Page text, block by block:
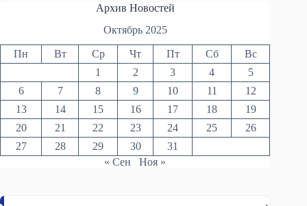
Архив Новостей
Октябрь 2025
Пн Вт Ср Чт Пт Сб
Вс
1
2 3 4
5
6
7 8 9 10 11
12
13
14 15 16 17 18
19
20
21 22 23 24 25
26
27
28 29 30
31
« Сен
Ноя »